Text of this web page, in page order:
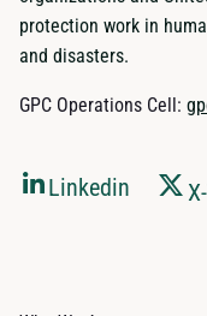
protection work in
and disasters.
GPC Operations Cell:
Linkedin